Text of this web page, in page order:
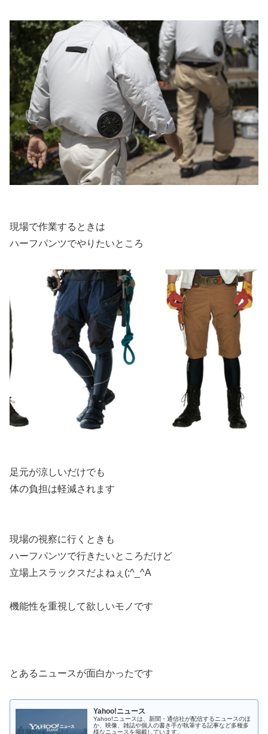
現場で作業するときは
ハーフパンツでやりたいところ
足元が涼しいだけでも
体の負担は軽減されます
現場の視察に行くときも
ハーフパンツで行きたいところだけど
立場上スラックスだよねぇ(;^_^A
機能性を重視して欲しいモノです
とあるニュースが面白かったです
Yahoo!ニュース
Yahoo!ニュースは、新聞・通信社が配信するニュースのほ
か、映像、雑誌や個人の書き手が執筆する記事など多種多
様なニュースを掲載しています。